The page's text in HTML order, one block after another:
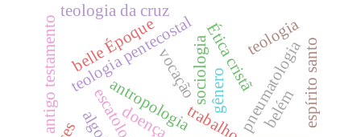
trabalho
vocação
teologia pentecostal
antropologiasociologia pneumatologia
Ética cristã
belém
belle Époque
teologia da cruz
espírito santo
antigo testamento teologia
gênero
doença